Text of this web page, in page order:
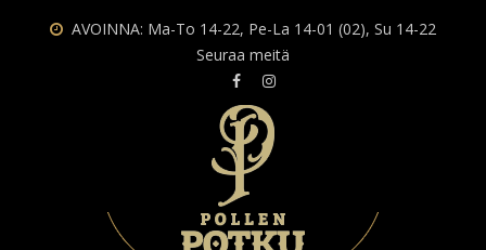
AVOINNA: Ma-To 14-22, Pe-La 14-01 (02), Su 14-22
Seuraa meitä